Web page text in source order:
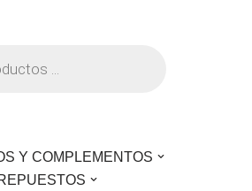
Y COMPLEMENTOS